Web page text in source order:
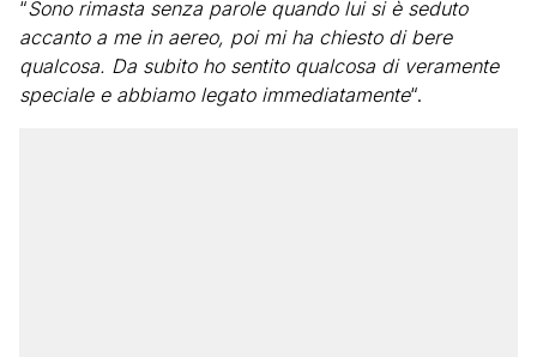
“Sono rimasta senza parole quando lui si è seduto
accanto a me in aereo, poi mi ha chiesto di bere
qualcosa. Da subito ho sentito qualcosa di veramente
speciale e abbiamo legato immediatamente“.